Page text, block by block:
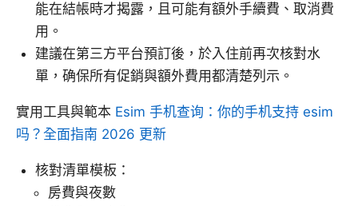
能在結帳時才揭露，且可能有額外手續費、取消費
用。
建議在第三方平台預訂後，於入住前再次核對水
單，确保所有促銷與額外費用都清楚列示。
實用工具與範本 Esim 手机查询：你的手机支持 esim
吗？全面指南 2026 更新
核對清單模板：
房費與夜數